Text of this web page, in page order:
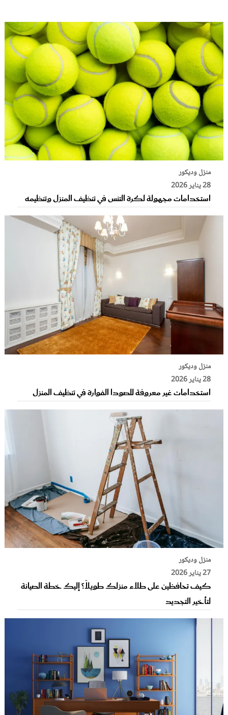
منزل وديكور
28 يناير 2026
استخدامات مجهولة لكرة التنس في تنظيف المنزل وتنظيمه
منزل وديكور
28 يناير 2026
استخدامات غير معروفة للصودا الفوارة في تنظيف المنزل
منزل وديكور
27 يناير 2026
كيف تحافظين على طلاء منزلك طويلاً؟ إليك خطة الصيانة
لتأخير التجديد